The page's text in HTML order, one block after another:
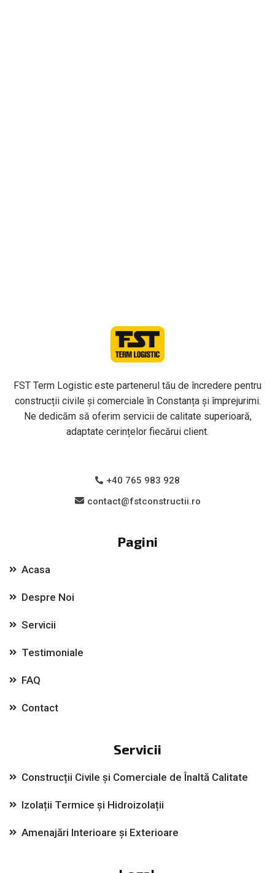
FST Term Logistic este partenerul tău de încredere pentru
construcții civile și comerciale în Constanța și împrejurimi.
Ne dedicăm să oferim servicii de calitate superioară,
adaptate cerințelor fiecărui client.
+40 765 983 928
contact@fstconstructii.ro
Pagini
Acasa
Despre Noi
Servicii
Testimoniale
FAQ
Contact
Servicii
Construcții Civile și Comerciale de Înaltă Calitate
Izolații Termice și Hidroizolații
Amenajări Interioare și Exterioare